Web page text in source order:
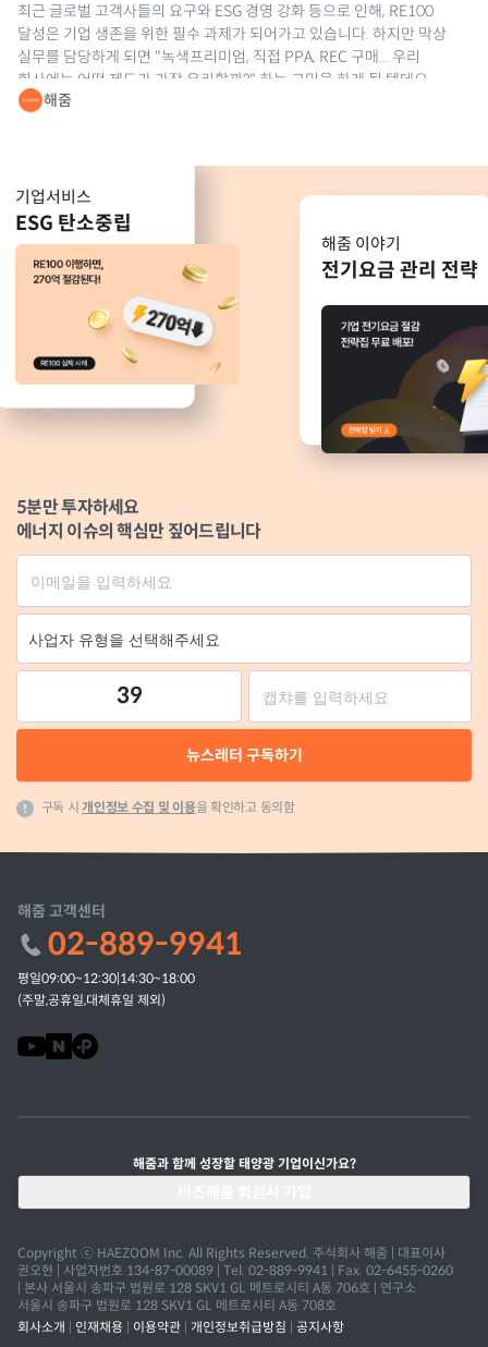
최근 글로벌 고객사들의 요구와 ESG 경영 강화 등으로 인해, RE100
달성은 기업 생존을 위한 필수 과제가 되어가고 있습니다. 하지만 막상
실무를 담당하게 되면 "녹색프리미엄, 직접 PPA, REC 구매... 우리
회사에는 어떤 제도가 가장 유리할까?" 하는 고민을 하게 될 텐데요.
발전소 지분 투자, 제3자 PPA 등 다양한 방법이 있지만,
해줌
기업서비스
ESG 탄소중립
해줌 이야기
전기요금 관리 전략
5분만 투자하세요
에너지 이슈의 핵심만 짚어드립니다
39
뉴스레터 구독하기
구독 시개인정보 수집 및 이용을 확인하고 동의함
해줌 고객센터
02-889-9941
평일09:00~12:30|14:30~18:00
(주말,공휴일,대체휴일 제외)
Copyright ⓒ HAEZOOM Inc. All Rights Reserved. 주식회사 해줌 | 대표이사
권오현 | 사업자번호 134-87-00089 | Tel. 02-889-9941 | Fax. 02-6455-0260
| 본사 서울시 송파구 법원로 128 SKV1 GL 메트로시티 A동 706호 | 연구소
서울시 송파구 법원로 128 SKV1 GL 메트로시티 A동 708호
회사소개
인재채용 이용약관 개인정보취급방침 공지사항
해줌과 함께 성장할 태양광 기업이신가요?